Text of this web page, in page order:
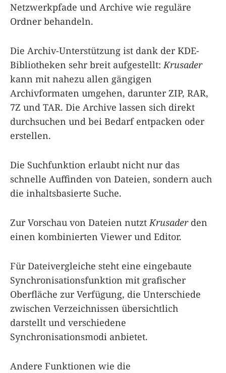
Netzwerkpfade und Archive wie reguläre
Ordner behandeln.
Die Archiv-Unterstützung ist dank der KDE-
Bibliotheken sehr breit aufgestellt: Krusader
kann mit nahezu allen gängigen
Archivformaten umgehen, darunter ZIP, RAR,
7Z und TAR. Die Archive lassen sich direkt
durchsuchen und bei Bedarf entpacken oder
erstellen.
Die Suchfunktion erlaubt nicht nur das
schnelle Auffinden von Dateien, sondern auch
die inhaltsbasierte Suche.
Zur Vorschau von Dateien nutzt Krusaderden
einen kombinierten Viewer und Editor.
Für Dateivergleiche steht eine eingebaute
Synchronisationsfunktion mit grafischer
Oberfläche zur Verfügung, die Unterschiede
zwischen Verzeichnissen übersichtlich
darstellt und verschiedene
Synchronisationsmodi anbietet.
Andere Funktionen wie die